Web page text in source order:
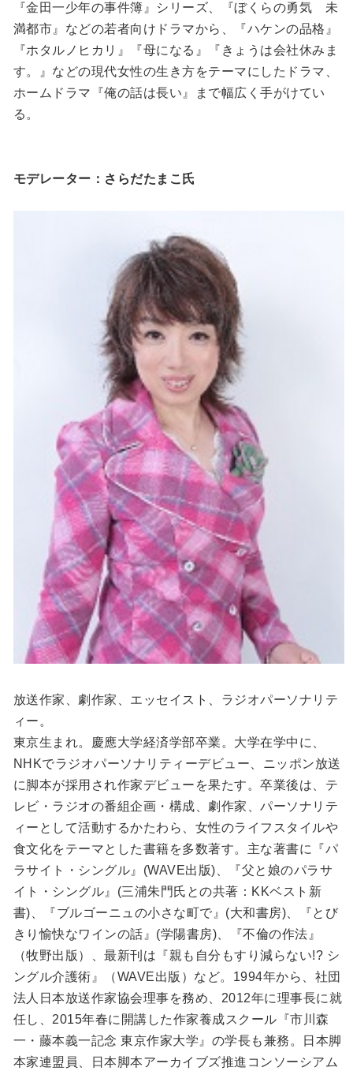
『金田一少年の事件簿』シリーズ、『ぼくらの勇気 未
満都市』などの若者向けドラマから、『ハケンの品格』
『ホタルノヒカリ』『母になる』『きょうは会社休みま
す。』などの現代女性の生き方をテーマにしたドラマ、
ホームドラマ『俺の話は長い』まで幅広く手がけてい
る。
モデレーター：さらだたまこ氏
放送作家、劇作家、エッセイスト、ラジオパーソナリテ
ィー。
東京生まれ。慶應大学経済学部卒業。大学在学中に、
NHKでラジオパーソナリティーデビュー、ニッポン放送
に脚本が採用され作家デビューを果たす。卒業後は、テ
レビ・ラジオの番組企画・構成、劇作家、パーソナリテ
ィーとして活動するかたわら、女性のライフスタイルや
食文化をテーマとした書籍を多数著す。主な著書に『パ
ラサイト・シングル』(WAVE出版)、『父と娘のパラサ
イト・シングル』(三浦朱門氏との共著：KKベスト新
書)、『ブルゴーニュの小さな町で』(大和書房)、『とび
きり愉快なワインの話』(学陽書房)、『不倫の作法』
（牧野出版）、最新刊は『親も自分もすり減らない!? シ
ングル介護術』（WAVE出版）など。1994年から、社団
法人日本放送作家協会理事を務め、2012年に理事長に就
任し、2015年春に開講した作家養成スクール『市川森
一・藤本義一記念 東京作家大学』の学長も兼務。日本脚
本家連盟員、日本脚本アーカイブズ推進コンソーシアム